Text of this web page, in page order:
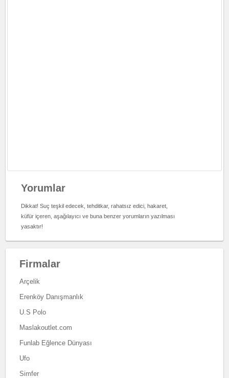
Yorumlar
Dikkat! Suç teşkil edecek, tehditkar, rahatsız edici, hakaret,
küfür içeren, aşağılayıcı ve buna benzer yorumların yazılması
yasaktır!
Firmalar
Arçelik
Erenköy Danışmanlık
U.S Polo
Maslakoutlet.com
Funlab Eğlence Dünyası
Ufo
Simfer